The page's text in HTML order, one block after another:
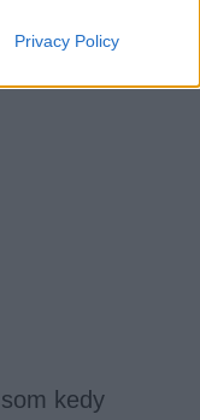
Privacy Policy
kedy